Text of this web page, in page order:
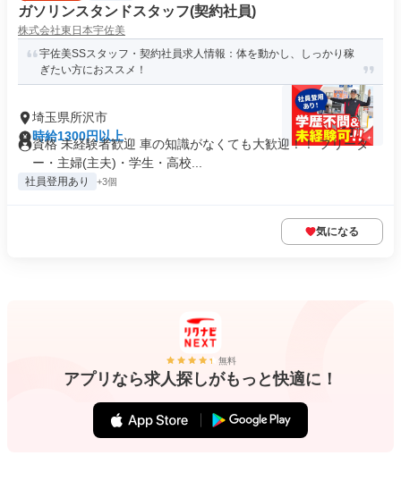
ガソリンスタンドスタッフ​(契約社員)
株式会社東日本宇佐美
宇佐美SSスタッフ・契約社員求人情報：体を動かし、しっかり稼
ぎたい方におススメ！
埼玉県所沢市
時給1300円以上
資格 未経験者歓迎 車の知識がなくても大歓迎！！ フリータ
ー・主婦(主夫)・学生・高校...
社員登用あり +3個
気になる
無料
アプリなら求人探しがもっと快適に！